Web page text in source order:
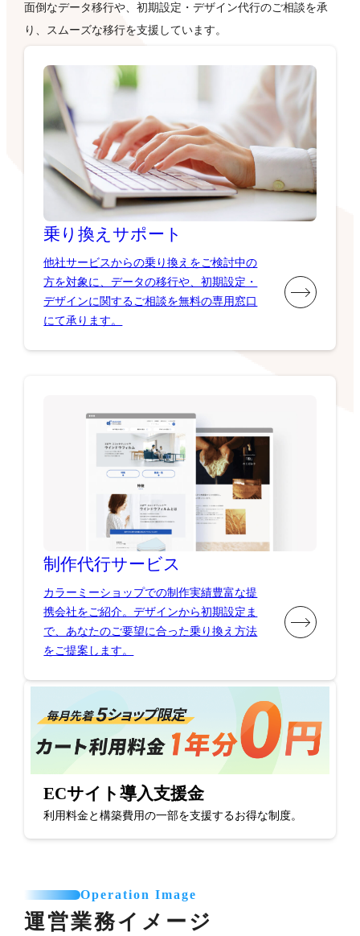
面倒なデータ移行や、初期設定・デザイン代行のご相談を承
り、スムーズな移行を支援しています。
乗り換え サポート
他社サービスからの乗り換えをご検討中の
方を対象に、データの移行や、初期設定・
デザインに関するご相談を無料の専用窓口
にて承ります。
制作代行サービス
カラーミーショップでの制作実績豊富な提
携会社をご紹介。デザインから初期設定ま
で、あなたのご要望に合った乗り換え方法
をご提案します。
ECサイト導入支援金
利用料金と構築費用の一部を支援するお得な制度。
Operation Image
運営業務イメージ